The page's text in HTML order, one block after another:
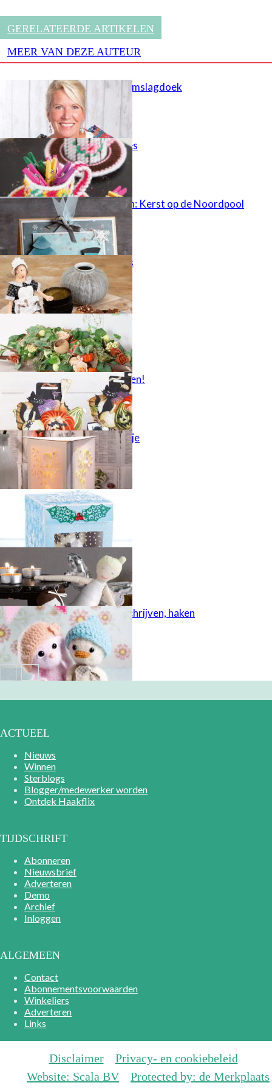
GERELATEERDE ARTIKELEN
MEER VAN DEZE AUTEUR
Veelkleurige omslagdoek
Mini theekopjes
Winterkaarten: Kerst op de Noordpool
Keukenprinses
Fleur in huis
Hallo Halloween!
Driezijdig lichtje
Kerstcadeau
Lief engeltje
Ontwerpen, schrijven, haken
ACTUEEL
Nieuws
Winnen
Sterblogs
Blogger/medewerker worden
Ontdek Haakflix
TIJDSCHRIFT
Abonneren
Nieuwsbrief
Adverteren
Demo
Archief
Inloggen
ALGEMEEN
Contact
Abonnementsvoorwaarden
Winkeliers
Adverteren
Links
Disclaimer
Privacy- en cookiebeleid
Website: Scala BV
Protected by: de Merkplaats